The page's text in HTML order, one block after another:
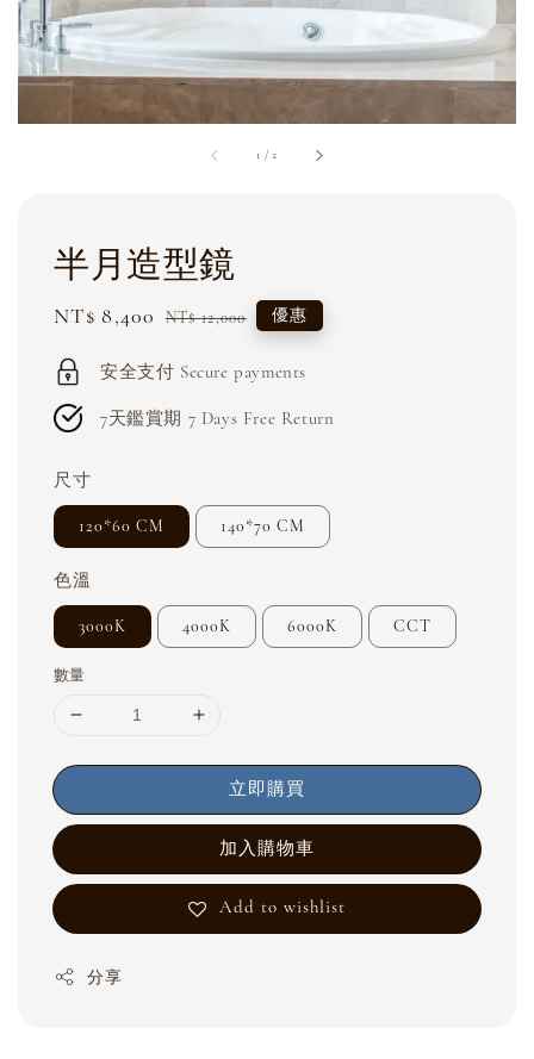
1 /2
半月造型鏡
Sale
NT$ 8,400 Regular
NT$ 12,000 優惠
安全支付 Secure payments
7天鑑賞期 7 Days Free Return
尺寸
120*60 CM 140*70 CM
色溫
3000K 4000K 6000K CCT
數量
立即購買
加入購物車
Add to wishlist
分享